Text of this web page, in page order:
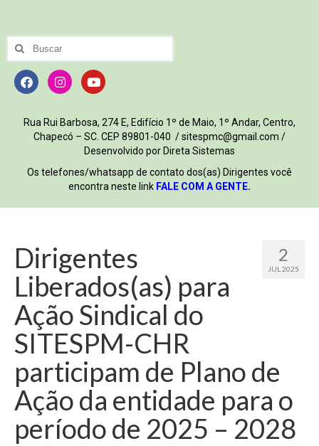
Rua Rui Barbosa, 274 E, Edifício 1º de Maio, 1º Andar, Centro,
Chapecó – SC. CEP 89801-040 / sitespmc@gmail.com /
Desenvolvido por Direta Sistemas
Os telefones/whatsapp de contato dos(as) Dirigentes você
encontra neste link FALE COM A GENTE.
2
JUL 2025
Dirigentes
Liberados(as) para
Ação Sindical do
SITESPM-CHR
participam de Plano de
Ação da entidade para o
período de 2025 – 2028